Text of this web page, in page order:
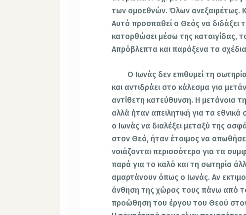
των ομοεθνών. Όλων ανεξαιρέτως.
Αυτό προσπαθεί ο Θεός να διδάξει
κατορθώσει μέσω της καταιγίδας,
Απρόβλεπτα και παράξενα τα
Ο Ιωνάς δεν επιθυμεί τη
και αντιδράει στο κάλεσμα για
αντίθετη κατεύθυνση. Η μετάνοια
αλλά ήταν απειλητική για τα
ο Ιωνάς να διαλέξει μεταξύ της
στον Θεό, ήταν έτοιμος να
νοιάζονται περισσότερο για τα
παρά για το καλό και τη σωτηρία
αμαρτάνουν όπως ο Ιωνάς. Αν
άνθηση της χώρας τους πάνω από
προώθηση του έργου του Θεού